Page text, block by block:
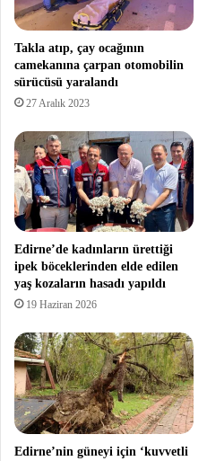
Takla atıp, çay ocağının
camekanına çarpan otomobilin
sürücüsü yaralandı
27 Aralık 2023
Edirne’de kadınların ürettiği
ipek böceklerinden elde edilen
yaş kozaların hasadı yapıldı
19 Haziran 2026
Edirne’nin güneyi için ‘kuvvetli